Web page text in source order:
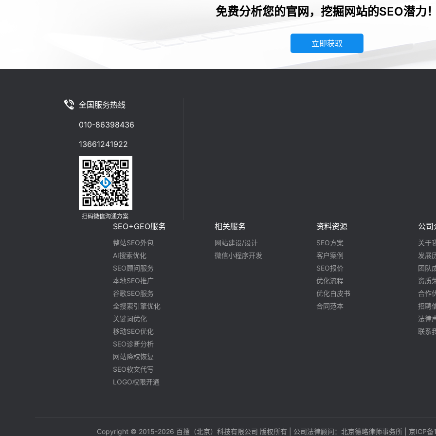
免费分析您的官网，挖掘网站的SEO潜力
立即获取
全国服务热线
010-86398436
13661241922
扫码微信沟通方案
SEO+GEO服务
整站SEO外包
AI搜索优化
SEO顾问服务
本地SEO推广
谷歌SEO服务
全搜索引擎优化
关键词优化
移动SEO优化
SEO诊断分析
网站降权恢复
SEO软文代写
LOGO权限开通
相关服务
网站建设/设计
微信小程序开发
资料资源
SEO方案
客户案例
SEO报价
优化流程
优化白皮书
合同范本
公司
关于
发展
团队
资质
合作
招聘
法律
联系
Copyright © 2015-2026 百搜（北京）科技有限公司 版权所有 | 公司法律顾问：北京德略律师事务所 | 京ICP